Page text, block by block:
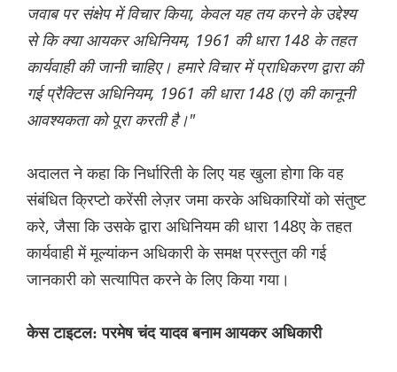
जवाब पर संक्षेप में विचार किया, केवल यह तय करने के उद्देश्य
से कि क्या आयकर अधिनियम, 1961 की धारा 148 के तहत
कार्यवाही की जानी चाहिए। हमारे विचार में प्राधिकरण द्वारा की
गई प्रैक्टिस अधिनियम, 1961 की धारा 148 (ए) की कानूनी
आवश्यकता को पूरा करती है।"
अदालत ने कहा कि निर्धारिती के लिए यह खुला होगा कि वह
संबंधित क्रिप्टो करेंसी लेज़र जमा करके अधिकारियों को संतुष्ट
करे, जैसा कि उसके द्वारा अधिनियम की धारा 148ए के तहत
कार्यवाही में मूल्यांकन अधिकारी के समक्ष प्रस्तुत की गई
जानकारी को सत्यापित करने के लिए किया गया।
केस टाइटल: परमेष चंद यादव बनाम आयकर अधिकारी